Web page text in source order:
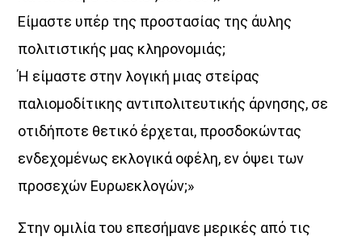
Κοιμάστε με άλλους, ξυπνάτε μαζί μου
«Στο βάθος κήπος»
08:30
10:00
10:00
12:00
12:00
14:00
Είμαστε υπέρ της προστασίας της άυλης
πολιτιστικής μας κληρονομιάς;
Ή είμαστε στην λογική μιας στείρας
παλιομοδίτικης αντιπολιτευτικής άρνησης, σε
οτιδήποτε θετικό έρχεται, προσδοκώντας
ενδεχομένως εκλογικά οφέλη, εν όψει των
προσεχών Ευρωεκλογών;»
Στην ομιλία του επεσήμανε μερικές από τις